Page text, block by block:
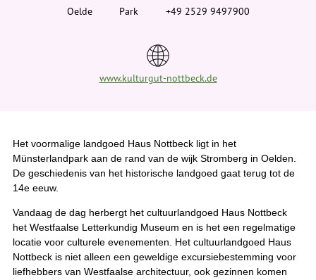
e
Oelde Park +49 2529 9497900
www.kulturgut-nottbeck.de
Het voormalige landgoed Haus Nottbeck ligt in het
Münsterlandpark aan de rand van de wijk Stromberg in Oelden.
De geschiedenis van het historische landgoed gaat terug tot de
14e eeuw.
Vandaag de dag herbergt het cultuurlandgoed Haus Nottbeck
het Westfaalse Letterkundig Museum en is het een regelmatige
locatie voor culturele evenementen. Het cultuurlandgoed Haus
Nottbeck is niet alleen een geweldige excursiebestemming voor
liefhebbers van Westfaalse architectuur, ook gezinnen komen